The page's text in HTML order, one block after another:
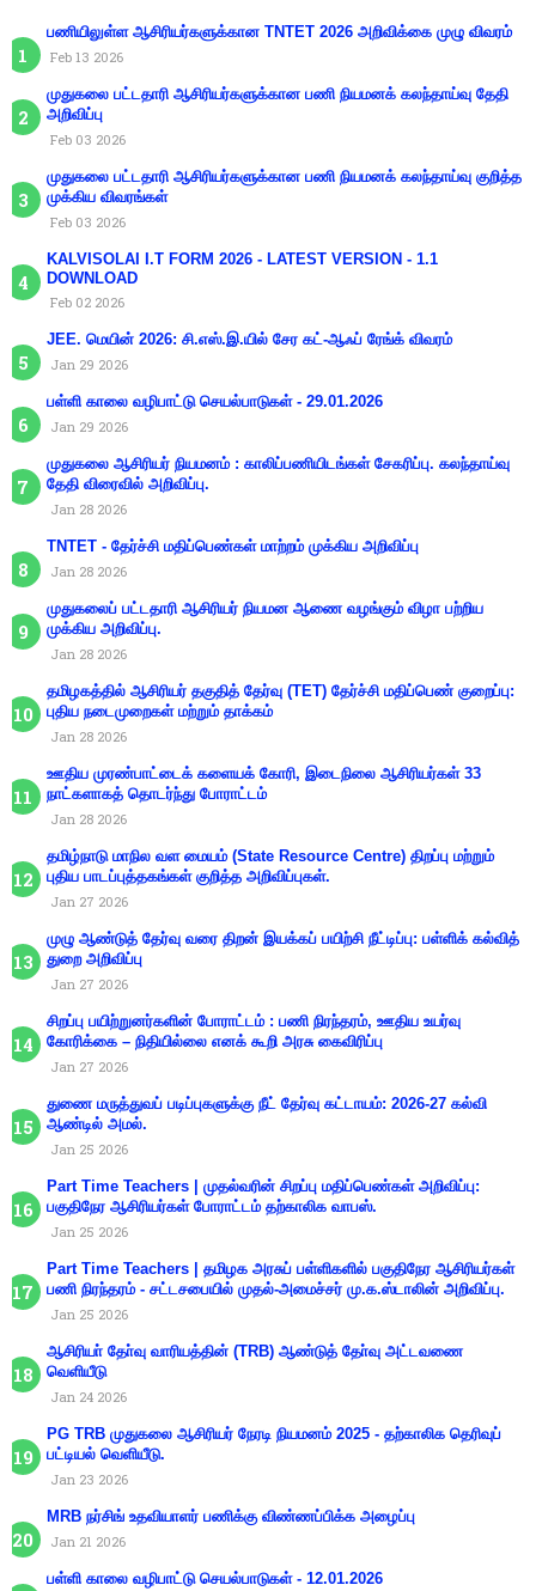
பணியிலுள்ள ஆசிரியர்களுக்கான TNTET 2026 அறிவிக்கை முழு விவரம்
Feb 13 2026
முதுகலை பட்டதாரி ஆசிரியர்களுக்கான பணி நியமனக் கலந்தாய்வு தேதி
அறிவிப்பு
Feb 03 2026
முதுகலை பட்டதாரி ஆசிரியர்களுக்கான பணி நியமனக் கலந்தாய்வு குறித்த
முக்கிய விவரங்கள்
Feb 03 2026
KALVISOLAI I.T FORM 2026 - LATEST VERSION - 1.1
DOWNLOAD
Feb 02 2026
JEE. மெயின் 2026: சி.எஸ்.இ.யில் சேர கட்-ஆஃப் ரேங்க் விவரம்
Jan 29 2026
பள்ளி காலை வழிபாட்டு செயல்பாடுகள் - 29.01.2026
Jan 29 2026
முதுகலை ஆசிரியர் நியமனம் : காலிப்பணியிடங்கள் சேகரிப்பு. கலந்தாய்வு
தேதி விரைவில் அறிவிப்பு.
Jan 28 2026
TNTET - தேர்ச்சி மதிப்பெண்கள் மாற்றம் முக்கிய அறிவிப்பு
Jan 28 2026
முதுகலைப் பட்டதாரி ஆசிரியர் நியமன ஆணை வழங்கும் விழா பற்றிய
முக்கிய அறிவிப்பு.
Jan 28 2026
தமிழகத்தில் ஆசிரியர் தகுதித் தேர்வு (TET) தேர்ச்சி மதிப்பெண் குறைப்பு:
புதிய நடைமுறைகள் மற்றும் தாக்கம்
Jan 28 2026
ஊதிய முரண்பாட்டைக் களையக் கோரி, இடைநிலை ஆசிரியர்கள் 33
நாட்களாகத் தொடர்ந்து போராட்டம்
Jan 28 2026
தமிழ்நாடு மாநில வள மையம் (State Resource Centre) திறப்பு மற்றும்
புதிய பாடப்புத்தகங்கள் குறித்த அறிவிப்புகள்.
Jan 27 2026
முழு ஆண்டுத் தேர்வு வரை திறன் இயக்கப் பயிற்சி நீட்டிப்பு: பள்ளிக் கல்வித்
துறை அறிவிப்பு
Jan 27 2026
சிறப்பு பயிற்றுனர்களின் போராட்டம் : பணி நிரந்தரம், ஊதிய உயர்வு
கோரிக்கை – நிதியில்லை எனக் கூறி அரசு கைவிரிப்பு
Jan 27 2026
துணை மருத்துவப் படிப்புகளுக்கு நீட் தேர்வு கட்டாயம்: 2026-27 கல்வி
ஆண்டில் அமல்.
Jan 25 2026
Part Time Teachers | முதல்வரின் சிறப்பு மதிப்பெண்கள் அறிவிப்பு:
பகுதிநேர ஆசிரியர்கள் போராட்டம் தற்காலிக வாபஸ்.
Jan 25 2026
Part Time Teachers | தமிழக அரசுப் பள்ளிகளில் பகுதிநேர ஆசிரியர்கள்
பணி நிரந்தரம் - சட்டசபையில் முதல்-அமைச்சர் மு.க.ஸ்டாலின் அறிவிப்பு.
Jan 25 2026
ஆசிரியா் தோ்வு வாரியத்தின் (TRB) ஆண்டுத் தோ்வு அட்டவணை
வெளியீடு
Jan 24 2026
PG TRB முதுகலை ஆசிரியர் நேரடி நியமனம் 2025 - தற்காலிக தெரிவுப்
பட்டியல் வெளியீடு.
Jan 23 2026
MRB நர்சிங் உதவியாளர் பணிக்கு விண்ணப்பிக்க அழைப்பு
Jan 21 2026
பள்ளி காலை வழிபாட்டு செயல்பாடுகள் - 12.01.2026